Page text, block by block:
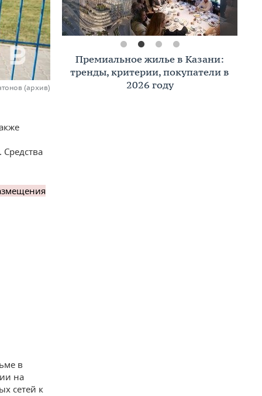
(архив)
в
на
сетей к
Премиальное жилье в Казани:
тренды, критерии, покупатели в
2026 году